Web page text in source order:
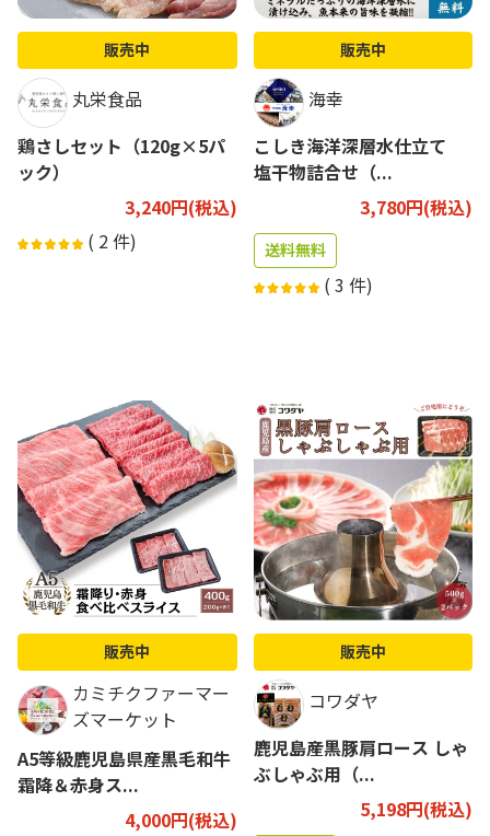
販売中
丸栄食品
鶏さしセット（120g×5パ
ック）
3,240円(税込)
( 2件)
販売中
海幸
こしき海洋深層水仕立て
塩干物詰合せ（...
3,780円(税込)
送料無料
( 3 件)
販売中
カミチクファーマー
ズマーケット
A5等級鹿児島県産黒毛和牛
霜降＆赤身ス...
4,000円(税込)
販売中
コワダヤ
鹿児島産黒豚肩ロース しゃ
ぶしゃぶ用（...
5,198円(税込)